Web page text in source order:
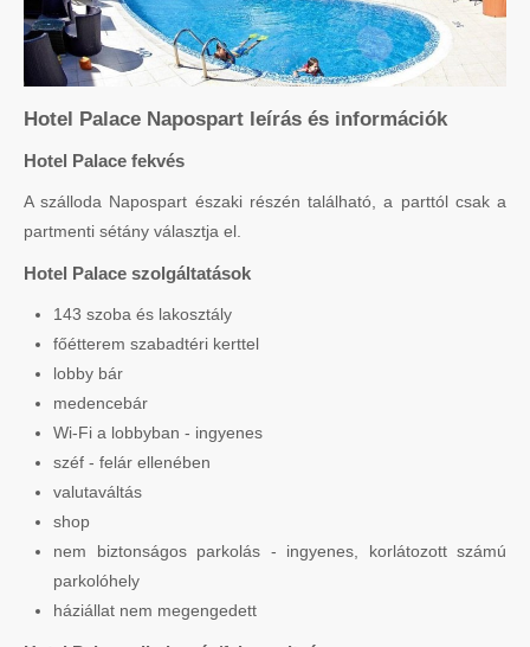
Hotel Palace Napospart leírás és információk
Hotel Palace fekvés
A szálloda Napospart északi részén található, a parttól csak a
partmenti sétány választja el.
Hotel Palace szolgáltatások
143 szoba és lakosztály
főétterem szabadtéri kerttel
lobby bár
medencebár
Wi-Fi a lobbyban - ingyenes
széf - felár ellenében
valutaváltás
shop
nem biztonságos parkolás - ingyenes, korlátozott számú
parkolóhely
háziállat nem megengedett